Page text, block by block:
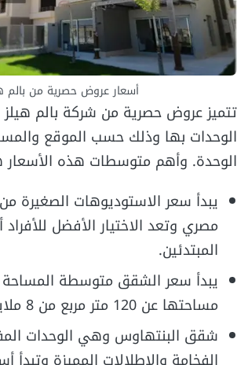
أسعار عروض حصرية من بالم
تتميز عروض حصرية من شركة بالم هيلز
الوحدات بها وذلك حسب الموقع
الوحدة. وأهم متوسطات هذه الأسعار
مصري وتعد الاختيار الأفضل
المبتدئين.
يبدأ سعر الشقق متوسطة المساحة
مساحتها عن 120 متر مربع من 8 ملايين جنيه مصري.
شقق البنتهاوس وهي الوحدات